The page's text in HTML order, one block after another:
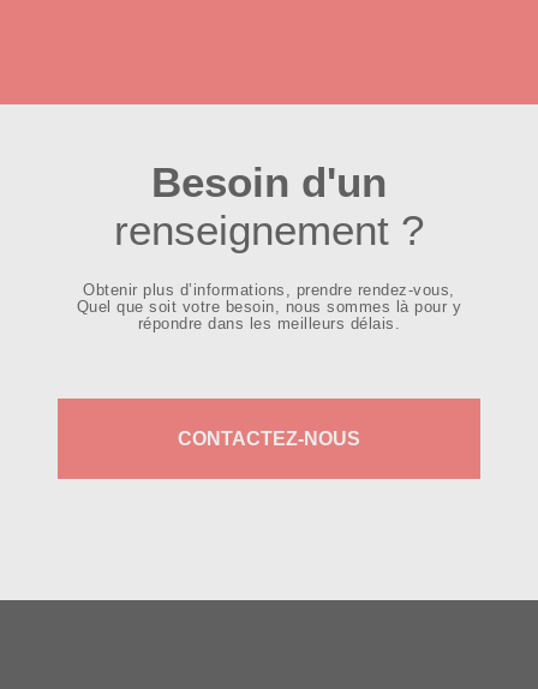
Besoin d'un
renseignement ?
Obtenir plus d’informations, prendre rendez-vous,
Quel que soit votre besoin, nous sommes là pour y
répondre dans les meilleurs délais.
CONTACTEZ-NOUS